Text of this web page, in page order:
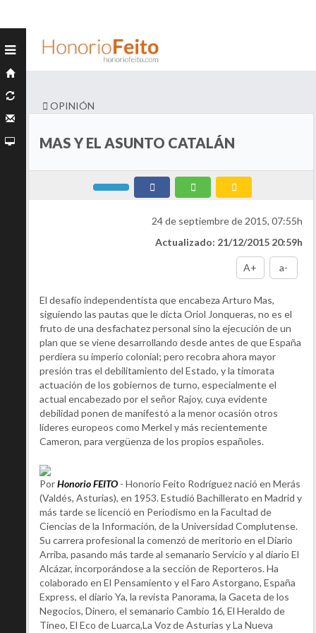
OPINIÓN
MAS Y EL ASUNTO CATALÁN
24 de septiembre de 2015, 07:55h
Actualizado: 21/12/2015 20:59h
A+ a-
El desafío independentista que encabeza Arturo Mas,
siguiendo las pautas que le dicta Oriol Jonqueras, no es el
fruto de una desfachatez personal sino la ejecución de un
plan que se viene desarrollando desde antes de que España
perdiera su imperio colonial; pero recobra ahora mayor
presión tras el debilitamiento del Estado, y la timorata
actuación de los gobiernos de turno, especialmente el
actual encabezado por el señor Rajoy, cuya evidente
debilidad ponen de manifestó a la menor ocasión otros
líderes europeos como Merkel y más recientemente
Cameron, para vergüenza de los propios españoles.
PorHonorio FEITO - Honorio Feito Rodríguez nació en Merás
(Valdés, Asturias), en 1953. Estudió Bachillerato en Madrid y
más tarde se licenció en Periodismo en la Facultad de
Ciencias de la Información, de la Universidad Complutense.
Su carrera profesional la comenzó de meritorio en el Diario
Arriba, pasando más tarde al semanario Servicio y al diario El
Alcázar, incorporándose a la sección de Reporteros. Ha
colaborado en El Pensamiento y el Faro Astorgano, España
Express, el diario Ya, la revista Panorama, la Gaceta de los
Negocios, Dinero, el semanario Cambio 16, El Heraldo de
Tineo, El Eco de Luarca,La Voz de Asturias y La Nueva